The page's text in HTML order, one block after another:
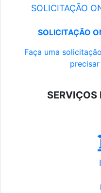
SOLICITAÇÃO
SOLICITAÇÃO
Faça uma
SERVIÇOS